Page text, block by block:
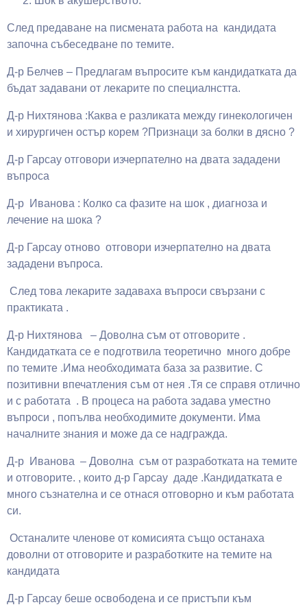
След предаване на писмената работа на кандидата
започна събеседване по темите.
Д-р Белчев – Предлагам въпросите към кандидатката да
бъдат задавани от лекарите по специалнстта.
Д-р Нихтянова :Каква е разликата между гинекологичен
и хирургичен остър корем ?Признаци за болки в дясно ?
Д-р Гарсау отговори изчерпателно на двата зададени
въпроса
Д-р Иванова : Колко са фазите на шок , диагноза и
лечение на шока ?
Д-р Гарсау отново отговори изчерпателно на двата
зададени въпроса.
След това лекарите задаваха въпроси свързани с
практиката .
Д-р Нихтянова – Доволна съм от отговорите .
Кандидатката се е подготвила теоретично много добре
по темите .Има необходимата база за развитие. С
позитивни впечатления съм от нея .Тя се справя отлично
и с работата . В процеса на работа задава уместно
въпроси , попълва необходимите документи. Има
началните знания и може да се надгражда.
Д-р Иванова – Доволна съм от разработката на темите
и отговорите. , които д-р Гарсау даде .Кандидатката е
много съзнателна и се отнася отговорно и към работата
си.
Останалите членове от комисията също останаха
доволни от отговорите и разработките на темите на
кандидата
Д-р Гарсау беше освободена и се пристъпи към